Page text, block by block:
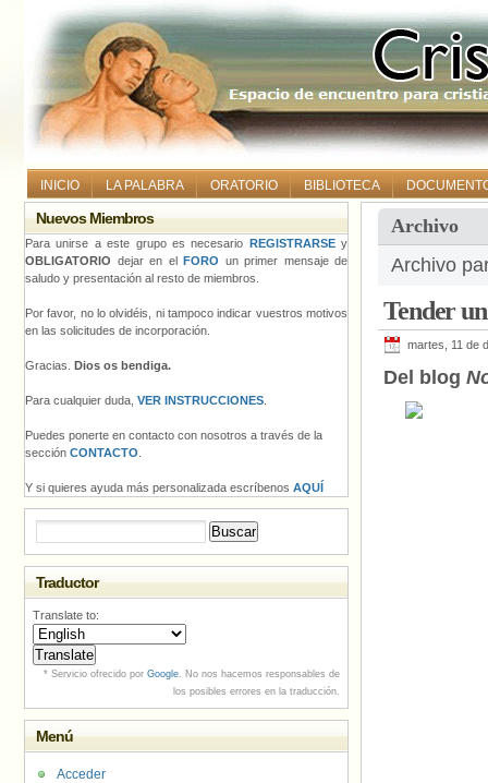
INICIO LA PALABRA ORATORIO BIBLIOTECA
Archivo
Archivo
Tender
martes, 11 de
Del blog
Nuevos Miembros
Para unirse a este grupo es necesario REGISTRARSEy
OBLIGATORIO dejar en el FORO un primer mensaje de
saludo y presentación al resto de miembros.
Por favor, no lo olvidéis, ni tampoco indicar vuestros motivos
en las solicitudes de incorporación.
Gracias. Dios os bendiga.
Para cualquier duda, VER INSTRUCCIONES
Puedes ponerte en contacto con nosotros a través de la
sección CONTACTO
Y si quieres ayuda más personalizada escríbenos AQUÍ
Traductor
Translate to:
* Servicio ofrecido por Google. No nos hacemos responsables de
los posibles errores en la traducción.
Menú
Acceder